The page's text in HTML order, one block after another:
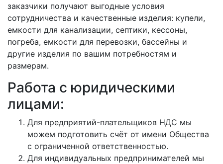
заказчики получают выгодные условия
сотрудничества и качественные изделия: купели,
емкости для канализации, септики, кессоны,
погреба, емкости для перевозки, бассейны и
другие изделия по вашим потребностям и
размерам.
Работа с юридическими
лицами:
Для предприятий-плательщиков НДС мы
можем подготовить счёт от имени Общества
с ограниченной ответственностью.
Для индивидуальных предпринимателей мы